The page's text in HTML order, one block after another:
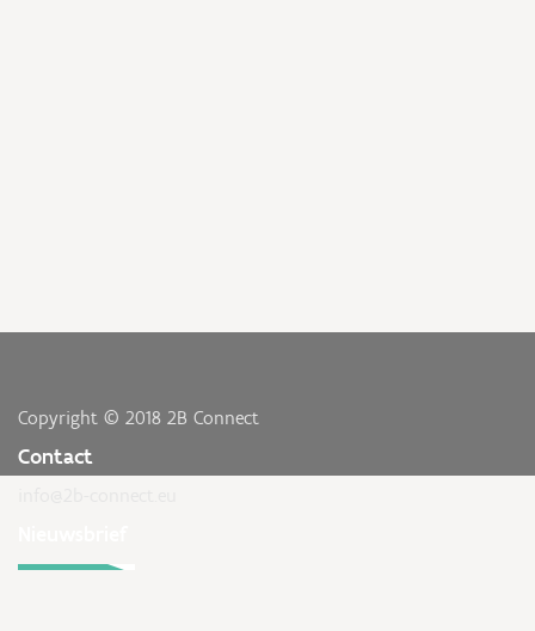
Copyright © 2018 2B Connect
Contact